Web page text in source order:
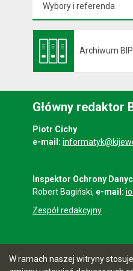
W ramach naszej witryny
Wybory i referenda
Archiwum BIP
Główny redaktor
Piotr Cichy
e-mail:
Inspektor Ochrony
Robert Bagiński, e-mail:
Zespół redakcyjny